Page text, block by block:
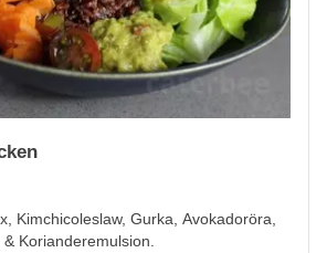
Kimchicoleslaw, Gurka, Avokadoröra,
Korianderemulsion.